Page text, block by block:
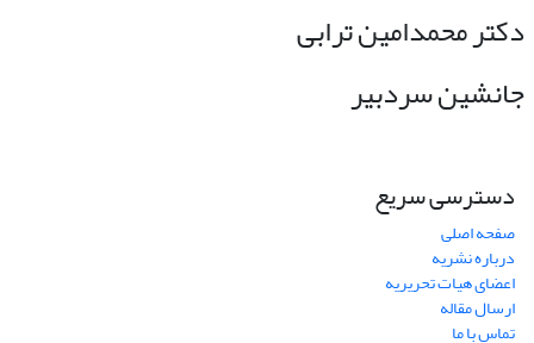
دکتر محمدامین ترابی
جانشین سردبیر
دسترسی سریع
صفحه اصلی
درباره نشریه
اعضای هیات تحریریه
ارسال مقاله
تماس با ما